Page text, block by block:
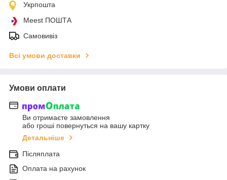
Укрпошта
Meest ПОШТА
Самовивіз
Всі умови доставки
Умови оплати
Ви отримаєте замовлення
або гроші повернуться на вашу картку
Детальніше
Післяплата
Оплата на рахунок